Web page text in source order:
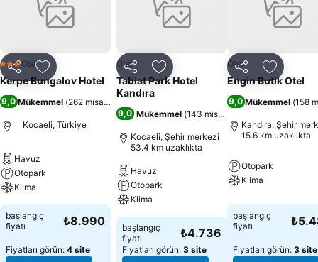
Paylaş Favorilerime ekle
3 YıldızOtel
Kerpe Bungalov Hotel
9,0Mükemmel (262 misafir puanı
Kocaeli, Türkiye
Havuz
Otopark
Klima
başlangıç
fiyatı
₺8.990
Fiyatları görün: 4 site
Paylaş Favorilerime ekle
Otel
Tabiat Park Hotel
Kandıra
9,0 Mükemmel (143 misafir puanı
Kocaeli, Şehir merkezi
53.4 km uzaklıkta
Havuz
Otopark
Klima
başlangıç
fiyatı
₺4.736
Fiyatları görün: 3 site
Paylaş
Otel
Engin Butik Otel
9,0 Mükemmel (158
Kandıra, Şehir
15.6 km uzaklıkta
Otopark
Klima
başlangıç
fiyatı
Fiyatları görün: 3 site